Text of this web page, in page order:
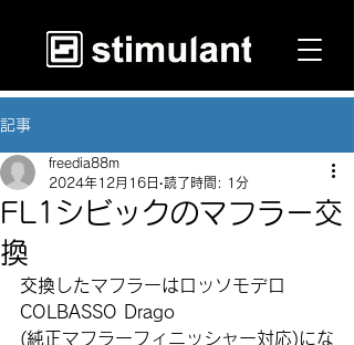
記事
FL1シビックのマフラー交
換
freedia88m
2024年12月16日 読了時間: 1分
交換したマフラーはロッソモデロ
COLBASSO Drago
(純正マフラーフィニッシャー対応)にな